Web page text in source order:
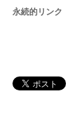
永続的リンク